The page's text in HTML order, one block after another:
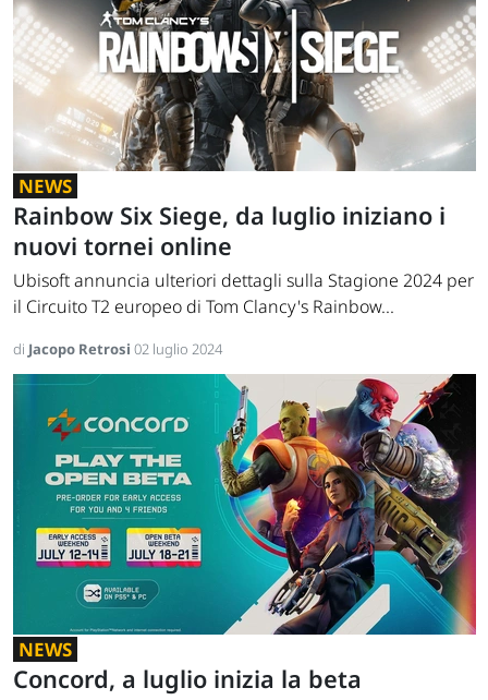
NEWS
Rainbow Six Siege, da luglio iniziano i
nuovi tornei online
Ubisoft annuncia ulteriori dettagli sulla Stagione 2024 per
il Circuito T2 europeo di Tom Clancy's Rainbow...
di Jacopo Retrosi 02 luglio 2024
NEWS
Concord, a luglio inizia la beta